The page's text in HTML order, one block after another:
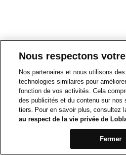
Nous respectons
Nos partenaires et nous utilisons
technologies similaires pour
fonction de vos activités. Cela
des publicités et du contenu sur nos
tiers. Pour en savoir plus, consultez
au respect de la vie privée de
Fermer